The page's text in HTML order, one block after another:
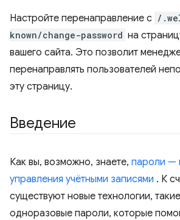
Настройте перенаправление с /
known/change-password на
вашего сайта. Это позволит
перенаправлять пользователей
эту страницу.
Введение
Как вы, возможно, знаете, пароли —
управления учётными записями . К
существуют новые технологии,
одноразовые пароли, которые